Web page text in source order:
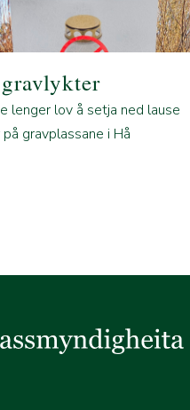
lenger lov å setja ned lause
gravplassane i Hå